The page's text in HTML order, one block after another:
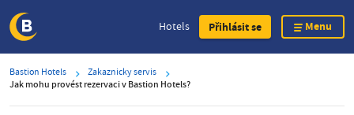
to
main
Hotels Přihlásit se Menu
Bastion Hotels
Zakaznicky servis
Jak mohu provést rezervaci v Bastion Hotels?